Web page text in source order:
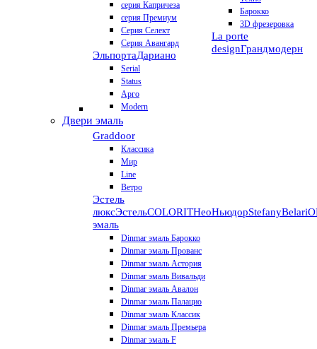
серия Капричеза
серия Премиум
Серия Селект
Серия Авангард
ЭльпортаДариано
Serial
Status
Арго
Modern
Барокко
3D фрезеровка
La porte
designГрандмодерн
Двери эмаль
Graddoor
Классика
Мир
Line
Ветро
Эстель
люксЭстельCOLORITНеоНьюдорStefanyBelari
эмаль
Dinmar эмаль Барокко
Dinmar эмаль Прованс
Dinmar эмаль Астория
Dinmar эмаль Вивальди
Dinmar эмаль Авалон
Dinmar эмаль Палацио
Dinmar эмаль Классик
Dinmar эмаль Премьера
Dinmar эмаль F